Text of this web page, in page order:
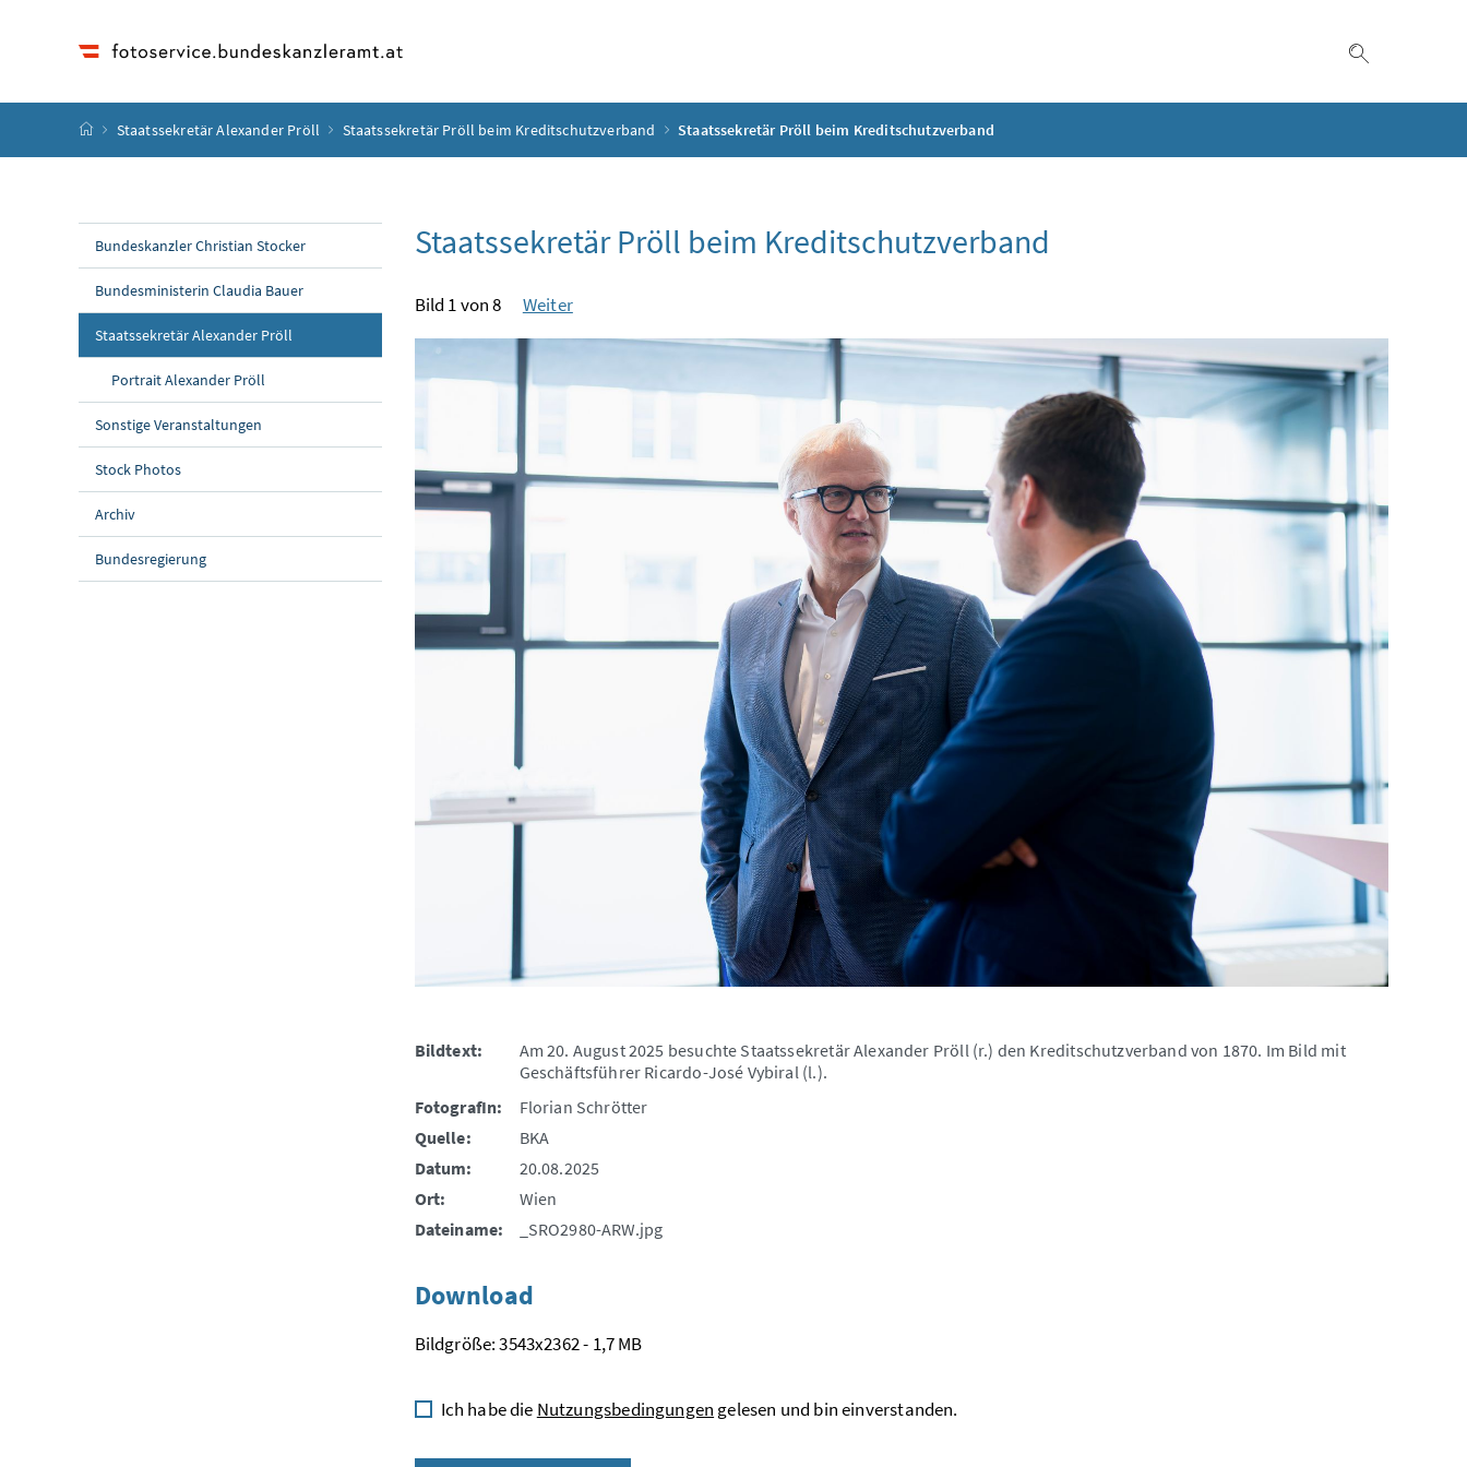
Startseite
Staatssekretär Alexander Pröll Staatssekretär Pröll beim Kreditschutzverband Staatssekretär Pröll beim Kreditschutzverband
Bundeskanzler Christian Stocker
Bundesministerin Claudia Bauer
Staatssekretär Alexander Pröll
Portrait Alexander Pröll
Sonstige Veranstaltungen
Stock Photos
Archiv
Bundesregierung
Staatssekretär Pröll beim Kreditschutzverband
Bild 1 von 8 Weiter
Bildtext:
Am 20. August 2025 besuchte Staatssekretär Alexander Pröll (r.) den Kreditschutzverband von 1870. Im Bild mit
Geschäftsführer Ricardo-José Vybiral (l.).
FotografIn:
Florian Schrötter
Quelle:
BKA
Datum:
20.08.2025
Ort:
Wien
Dateiname:
_SRO2980-ARW.jpg
Download
Bildgröße: 3543x2362 - 1,7 MB
Ich habe die Nutzungsbedingungen gelesen und bin einverstanden.